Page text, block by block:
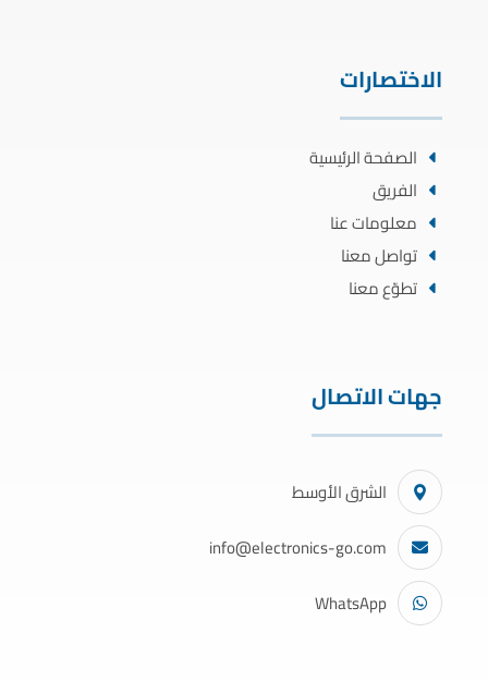
الاختصارات
الصفحة الرئيسية
الفريق
معلومات عنا
تواصل معنا
تطوّع معنا
جهات الاتصال
الشرق الأوسط
info@electronics-go.com
WhatsApp